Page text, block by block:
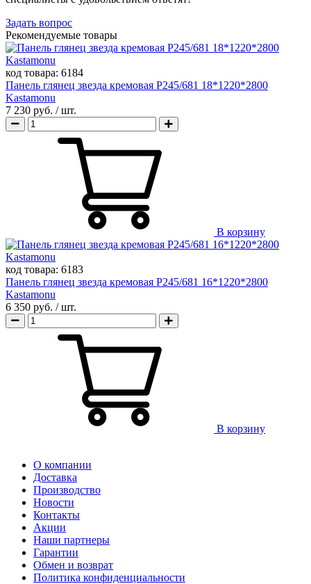
Задать вопрос
Рекомендуемые товары
код товара: 6184
Панель глянец звезда кремовая Р245/681 18*1220*2800
Kastamonu
7 230 руб. / шт.
В корзину
код товара: 6183
Панель глянец звезда кремовая Р245/681 16*1220*2800
Kastamonu
6 350 руб. / шт.
В корзину
О компании
Доставка
Производство
Новости
Контакты
Акции
Наши партнеры
Гарантии
Обмен и возврат
Политика конфиденциальности